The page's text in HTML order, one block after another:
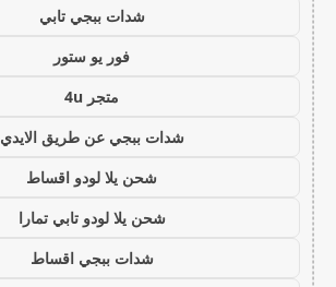
شدات ببجي تابي
فور يو ستور
متجر 4u
شدات ببجي عن طريق الايدي
شحن يلا لودو اقساط
شحن يلا لودو تابي تمارا
شدات ببجي اقساط